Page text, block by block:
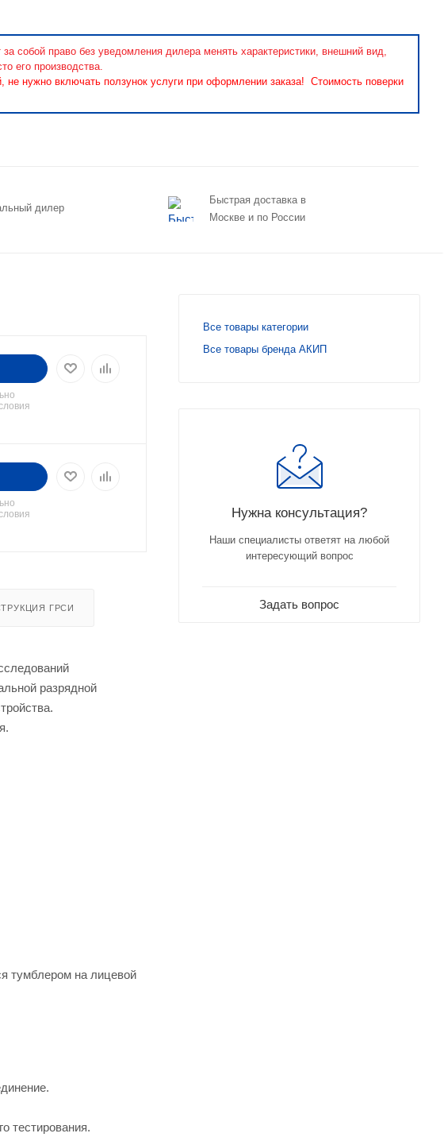
собой право без уведомления дилера менять характеристики, внешний вид,
его производства.
не нужно включать ползунок услуги при оформлении заказа! Стоимость поверки
дилер
Быстрая доставка в
Москве и по России
ГРСИ
разрядной
тумблером на лицевой
тестирования.
Все товары категории
Все товары бренда АКИП
Нужна консультация?
Наши специалисты ответят на любой
интересующий вопрос
Задать вопрос